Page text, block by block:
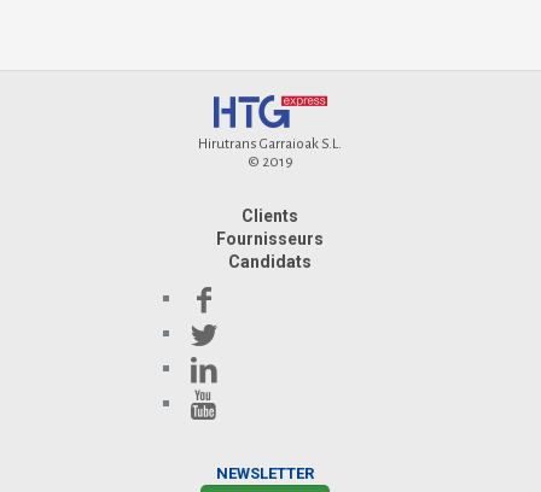
Hirutrans Garraioak S.L.
© 2019
Clients
Fournisseurs
Candidats
NEWSLETTER